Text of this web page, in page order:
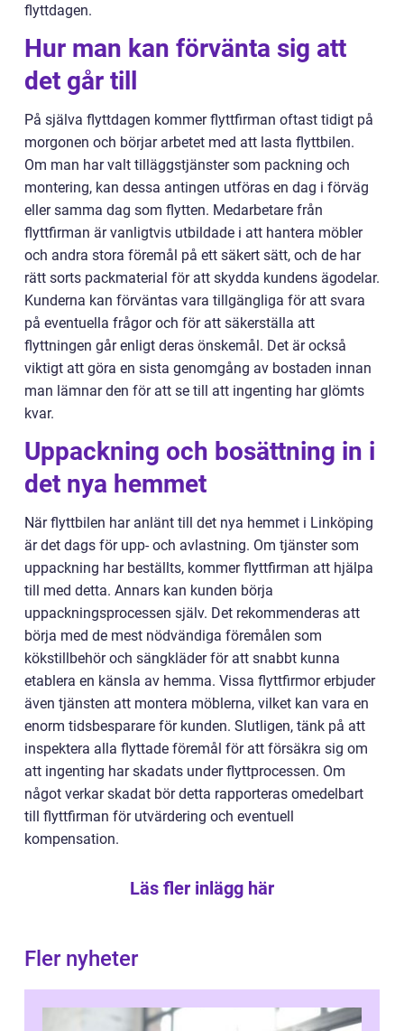
flyttdagen.
Hur man kan förvänta sig att
det går till
På själva flyttdagen kommer flyttfirman oftast tidigt på
morgonen och börjar arbetet med att lasta flyttbilen.
Om man har valt tilläggstjänster som packning och
montering, kan dessa antingen utföras en dag i förväg
eller samma dag som flytten. Medarbetare från
flyttfirman är vanligtvis utbildade i att hantera möbler
och andra stora föremål på ett säkert sätt, och de har
rätt sorts packmaterial för att skydda kundens ägodelar.
Kunderna kan förväntas vara tillgängliga för att svara
på eventuella frågor och för att säkerställa att
flyttningen går enligt deras önskemål. Det är också
viktigt att göra en sista genomgång av bostaden innan
man lämnar den för att se till att ingenting har glömts
kvar.
Uppackning och bosättning in i
det nya hemmet
När flyttbilen har anlänt till det nya hemmet i Linköping
är det dags för upp- och avlastning. Om tjänster som
uppackning har beställts, kommer flyttfirman att hjälpa
till med detta. Annars kan kunden börja
uppackningsprocessen själv. Det rekommenderas att
börja med de mest nödvändiga föremålen som
kökstillbehör och sängkläder för att snabbt kunna
etablera en känsla av hemma. Vissa flyttfirmor erbjuder
även tjänsten att montera möblerna, vilket kan vara en
enorm tidsbesparare för kunden. Slutligen, tänk på att
inspektera alla flyttade föremål för att försäkra sig om
att ingenting har skadats under flyttprocessen. Om
något verkar skadat bör detta rapporteras omedelbart
till flyttfirman för utvärdering och eventuell
kompensation.
Läs fler inlägg här
Fler nyheter